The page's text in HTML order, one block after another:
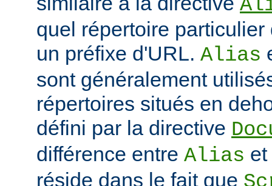
quel répertoire
un préfixe d'URL. Alias
sont généralement
répertoires situés en
défini par la directive
différence entre Alias et
réside dans le fait que